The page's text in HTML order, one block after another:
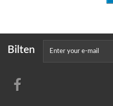
Bilten